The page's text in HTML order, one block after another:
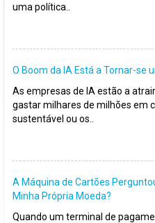
uma política..
O Boom da IA Está a Tornar-se
As empresas de IA estão a
gastar milhares de milhões em
sustentável ou os..
A Máquina de Cartões
Minha Própria Moeda?
Quando um terminal de